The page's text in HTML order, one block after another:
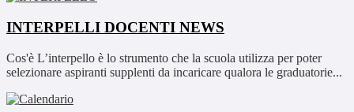
INTERPELLI DOCENTI NEWS
Cos'è L’interpello è lo strumento che la scuola utilizza per poter
selezionare aspiranti supplenti da incaricare qualora le graduatorie...